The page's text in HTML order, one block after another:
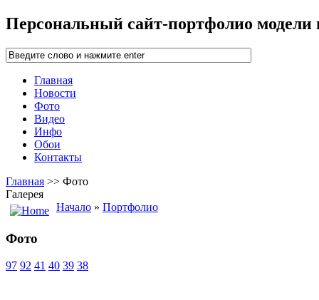
Персональный сайт-портфолио
Главная
Новости
Фото
Видео
Инфо
Обои
Контакты
Главная >> Фото
Галерея
Начало » Портфолио
Фото
97 92 41 40 39 38